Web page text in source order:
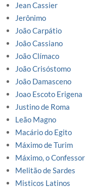
Jean Cassier
Jerônimo
João Carpátio
João Cassiano
João Clímaco
João Crisóstomo
João Damasceno
Joao Escoto Erigena
Justino de Roma
Leão Magno
Macário do Egito
Máximo de Turim
Máximo, o Confessor
Melitão de Sardes
Misticos Latinos